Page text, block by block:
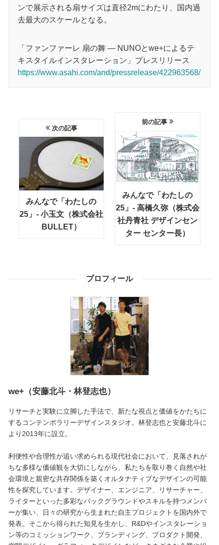
ンで展示される扇サイズは直径2mにわたり、国内過
去最大のスケールとなる。
「ファンファーレ 扇の舞 ― NUNOとwe+によるテ
キスタイルインスタレーション」プレスリリース
https://www.asahi.com/and/pressrelease/422963568/
次の記事
みんなで「わたしの
25」- 小玉文（株式会社
BULLET）
前の記事
みんなで「わたしの
25」- 高橋久弥（株式会
社丹青社 デザインセン
ター センター長）
プロフィール
we+（安藤北斗・林登志也）
リサーチと実験に立脚した手法で、新たな視点と価値をかたちに
するコンテンポラリーデザインスタジオ。林登志也と安藤北斗に
より2013年に設立。
利便性や合理性が追い求められる現代社会において、見落されが
ちな多様な価値観を大切にしながら、私たちを取り巻く自然や社
会環境と親密な共存関係を築くオルタナティブなデザインの可能
性を探究しています。デザイナー、エンジニア、リサーチャー、
ライターといった多彩なバックグラウンドやスキルを持つメンバ
ーが集い、日々の研究から生まれた自主プロジェクトを国内外で
発表。そこから得られた知見を生かし、R&Dやインスタレーショ
ン等のコミッションワーク、ブランディング、プロダクト開発、